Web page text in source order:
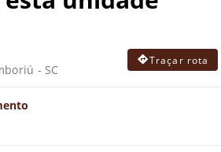
- SC
Traçar rota